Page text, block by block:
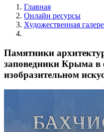
Главная
Онлайн ресурсы
Художественная
Памятники
заповедники Крыма в
изобразительном